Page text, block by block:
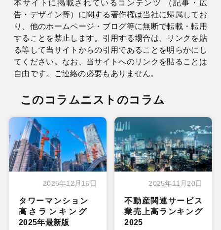
本サイトに掲載されているコンテンツ （記事・広
告・デザイン等）に関する著作権は当社に帰属してお
り、他のホームページ・ブログ等に無断で転載・転用
することを禁止します。引用する場合は、リンクを貼
る等して当サイトからの引用であることを明らかにし
てください。なお、当サイトへのリンクを貼ることは
自由です。ご連絡の必要もありません。
このコラムニストのコラム
2025年12月16日
タワーマンション
高さランキング
2025年最新版
2025年11月20日
不動産関連サービス
業売上高ランキング
2025